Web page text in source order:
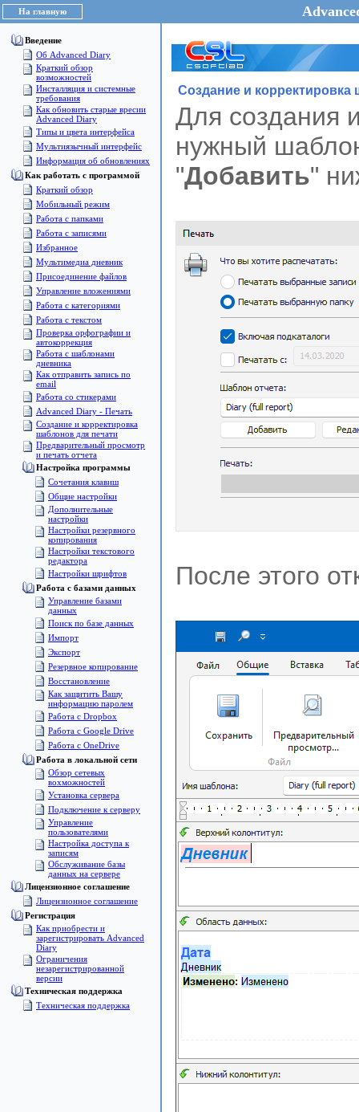
На главную
Введение
Об Advanced Diary
Краткий обзор
возможностей
Инсталляция и системные
требования
Как обновить старые вресии
Advanced Diary
Типы и цвета интерфейса
Мультиязычный интерфейс
Информация об обновлениях
Как работать с программой
Краткий обзор
Мобильный режим
Работа с папками
Работа с записями
Избранное
Мультимедиа дневник
Присоединение файлов
Управление вложениями
Работа с категориями
Работа с текстом
Проверка орфографии и
автокоррекция
Работа с шаблонами
дневника
Как отправить запись по
email
Работа со стикерами
Advanced Diary - Печать
Создание и корректировка
шаблонов для печати
Предварительный просмотр
и печать отчета
Настройка программы
Сочетания клавиш
Общие настройки
Дополнительные
настройки
Настройки резервного
копирования
Настройки текстового
редактора
Настройки шрифтов
Pабота с базами данных
Управление базами
данных
Поиск по базе данных
Импорт
Экспорт
Pезервное копирование
Восстановление
Как защитить Вашу
информацию паролем
Работа с Dropbox
Работа с Google Drive
Работа с OneDrive
Работа в локальной сети
Обзор сетевых
вохможностей
Установка сервера
Подключение к серверу
Управление
пользователями
Настройка доступа к
записям
Обслуживание базы
данных на сервере
Лицензионное соглашение
Лицензионное соглашение
Pегистрация
Как приобрести и
зарегистрировать Advanced
Diary
Ограничения
незарегистрированной
версии
Техническая поддержка
Техническая поддержка
Создание и корректировка
Для создания
нужный
"Добавить"
После этого